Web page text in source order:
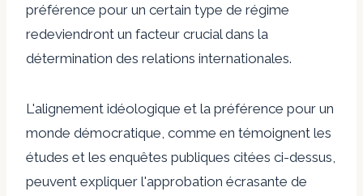
préférence pour un certain type de régime
redeviendront un facteur crucial dans la
détermination des relations internationales.
L'alignement idéologique et la préférence pour un
monde démocratique, comme en témoignent les
études et les enquêtes publiques citées ci-dessus,
peuvent expliquer l'approbation écrasante de